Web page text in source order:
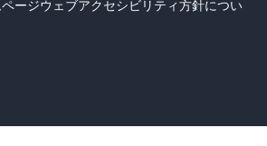
ージウェブアクセシビリティ方針につい